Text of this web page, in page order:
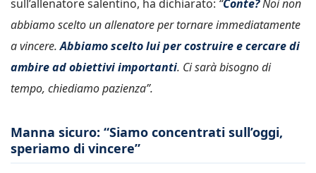
sull’allenatore salentino, ha dichiarato: “Conte?Noi non
abbiamo scelto un allenatore per tornare immediatamente
a vincere.Abbiamo scelto lui per costruire e cercare di
ambire ad obiettivi importanti. Ci sarà bisogno di
tempo, chiediamo pazienza”.
Manna sicuro: “Siamo concentrati sull’oggi,
speriamo di vincere”